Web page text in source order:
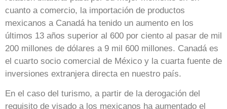
cuanto a comercio, la importación de productos
mexicanos a Canadá ha tenido un aumento en los
últimos 13 años superior al 600 por ciento al pasar de mil
200 millones de dólares a 9 mil 600 millones. Canadá es
el cuarto socio comercial de México y la cuarta fuente de
inversiones extranjera directa en nuestro país.
En el caso del turismo, a partir de la derogación del
requisito de visado a los mexicanos ha aumentado el